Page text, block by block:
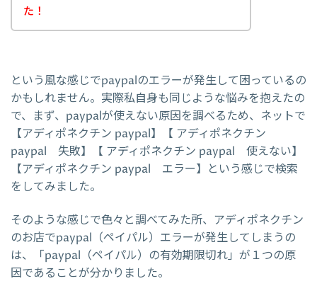
た！
という風な感じでpaypalのエラーが発生して困っているの
かもしれません。実際私自身も同じような悩みを抱えたの
で、まず、paypalが使えない原因を調べるため、ネットで
【アディポネクチン paypal】【 アディポネクチン
paypal 失敗】【 アディポネクチン paypal 使えない】
【アディポネクチン paypal エラー】という感じで検索
をしてみました。
そのような感じで色々と調べてみた所、アディポネクチン
のお店でpaypal（ペイパル）エラーが発生してしまうの
は、「paypal（ペイパル）の有効期限切れ」が１つの原
因であることが分かりました。